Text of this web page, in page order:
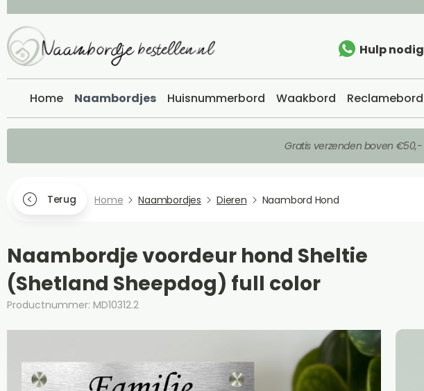
Hulp
Home Naambordjes Huisnummerbord Waakbord
Gratis verzenden boven €50,-
Terug Home Naambordjes Dieren Naambord Hond
Naambordje voordeur hond Sheltie
(Shetland Sheepdog) full color
Productnummer: MD10312.2